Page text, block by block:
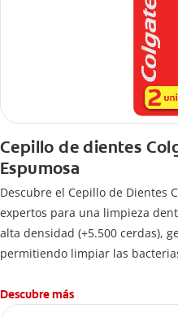
Cepillo de dientes
Espumosa
Descubre el Cepillo de Dientes
expertos para una limpieza
alta densidad (+5.500 cerdas),
permitiendo limpiar las
Descubre más